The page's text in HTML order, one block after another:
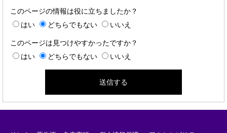
このページの情報は役に立ちましたか？
はい
どちらでもない いいえ
このページは見つけやすかったですか？
はい
どちらでもない いいえ